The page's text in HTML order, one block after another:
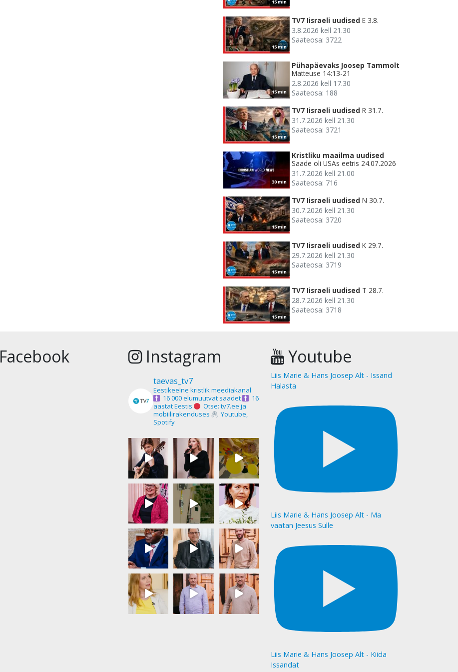
15 min
15 min
TV7 Iisraeli uudised E 3.8.
3.8.2026 kell 21.30
Saateosa: 3722
15 min
Pühapäevaks Joosep Tammolt
Matteuse 14:13-21
2.8.2026 kell 17.30
Saateosa: 188
15 min
TV7 Iisraeli uudised R 31.7.
31.7.2026 kell 21.30
Saateosa: 3721
30 min
Kristliku maailma uudised
Saade oli USAs eetris 24.07.2026
31.7.2026 kell 21.00
Saateosa: 716
15 min
TV7 Iisraeli uudised N 30.7.
30.7.2026 kell 21.30
Saateosa: 3720
15 min
TV7 Iisraeli uudised K 29.7.
29.7.2026 kell 21.30
Saateosa: 3719
15 min
TV7 Iisraeli uudised T 28.7.
28.7.2026 kell 21.30
Saateosa: 3718
Facebook Instagram
taevas_tv7
Eestikeelne kristlik meediakanal
16 000 elumuutvat saadet
16
aastat Eestis
Otse: tv7.ee ja
mobiilirakenduses
Youtube,
Spotify
Youtube
Liis Marie & Hans Joosep Alt - Issand
Halasta
Liis Marie & Hans Joosep Alt - Ma
vaatan Jeesus Sulle
Liis Marie & Hans Joosep Alt - Kiida
Issandat